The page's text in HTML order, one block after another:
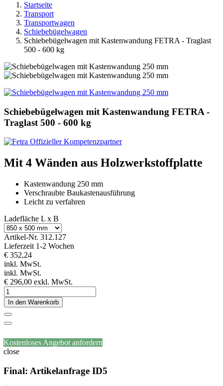
Startseite
Transport
Transportwagen
Schiebebügelwagen
Schiebebügelwagen mit Kastenwandung FETRA - Traglast
500 - 600 kg
Schiebebügelwagen mit Kastenwandung FETRA -
Traglast 500 - 600 kg
Mit 4 Wänden aus Holzwerkstoffplatte
Kastenwandung 250 mm
Verschraubte Baukastenausführung
Leicht zu verfahren
Ladefläche L x B
Artikel-Nr. 312.127
Lieferzeit 1-2 Wochen
€ 352,24
inkl. MwSt.
inkl. MwSt.
€ 296,00 exkl. MwSt.
In den Warenkorb
Kostenloses Angebot anfordern
close
Final: Artikelanfrage ID5